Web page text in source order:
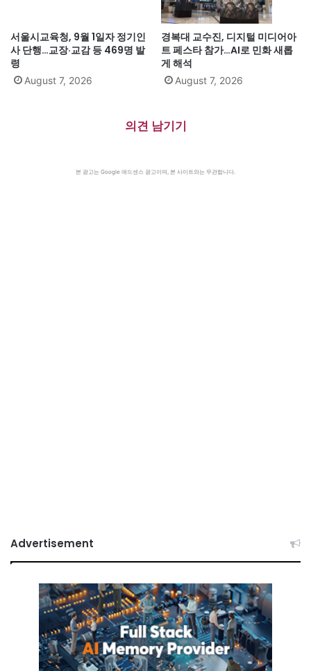
서울시교육청, 9월 1일자 정기인
사 단행…교장·교감 등 469명 발
령
August 7, 2026
경복대 교수진, 디지털 미디어아
트 페스타 참가…AI로 민화 새롭
게 해석
August 7, 2026
의견 남기기
본 광고는 Google 애드센스 광고이며, 본 사이트와는 무관합니다.
Advertisement